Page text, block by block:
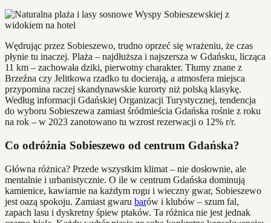
Wędrując przez Sobieszewo, trudno oprzeć się wrażeniu, że czas
płynie tu inaczej. Plaża – najdłuższa i najszersza w Gdańsku, licząca
11 km – zachowała dziki, pierwotny charakter. Tłumy znane z
Brzeźna czy Jelitkowa rzadko tu docierają, a atmosfera miejsca
przypomina raczej skandynawskie kurorty niż polską klasykę.
Według informacji Gdańskiej Organizacji Turystycznej, tendencja
do wyboru Sobieszewa zamiast śródmieścia Gdańska rośnie z roku
na rok – w 2023 zanotowano tu wzrost rezerwacji o 12% r/r.
Co odróżnia Sobieszewo od centrum Gdańska?
Główna różnica? Przede wszystkim klimat – nie dosłownie, ale
mentalnie i urbanistycznie. O ile w centrum Gdańska dominują
kamienice, kawiarnie na każdym rogu i wieczny gwar, Sobieszewo
jest oazą spokoju. Zamiast gwaru barów i klubów – szum fal,
zapach lasu i dyskretny śpiew ptaków. Ta różnica nie jest jednak